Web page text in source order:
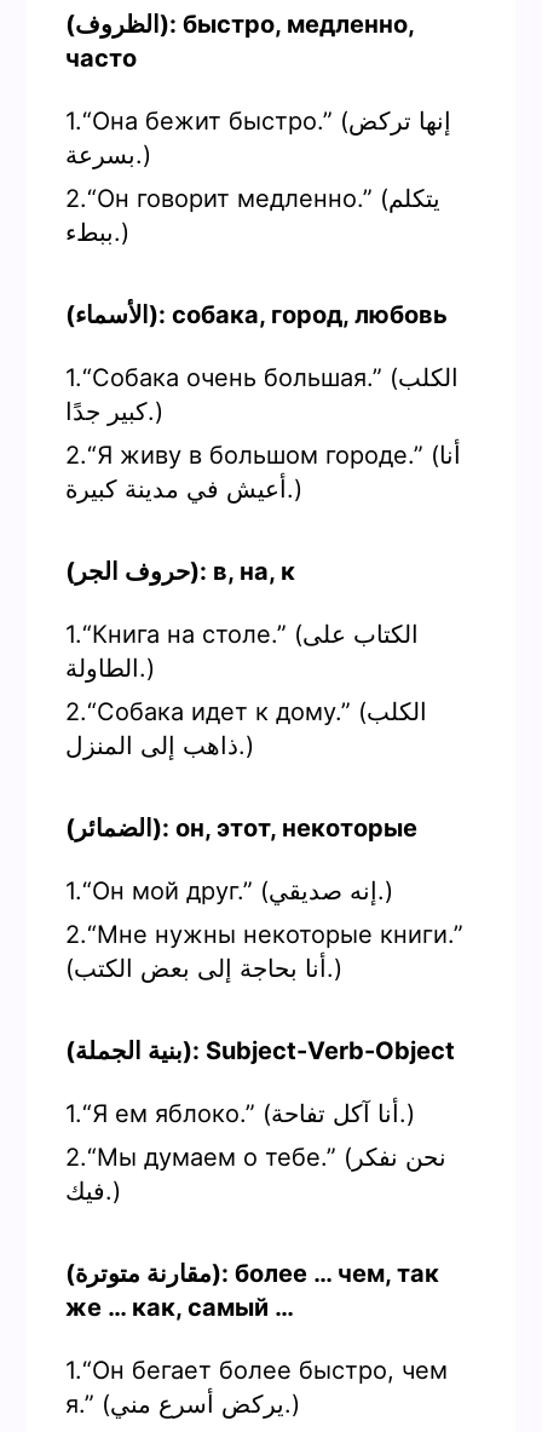
(الظروف): быстро, медленно,
часто
1.“Она бежит быстро.” (إنها تركض
بسرعة.)
2.“Он говорит медленно.” (يتكلم
ببطء.)
(الأسماء): собака, город, любовь
1.“Собака очень большая.” (الكلب
كبير جدًا.)
2.“Я живу в большом городе.” (أنا
أعيش في مدينة كبيرة.)
(حروف الجر): в, на, к
1.“Книга на столе.” (الكتاب على
الطاولة.)
2.“Собака идет к дому.” (الكلب
ذاهب إلى المنزل.)
(الضمائر): он, этот, некоторые
1.“Он мой друг.” (إنه صديقي.)
2.“Мне нужны некоторые книги.”
(أنا بحاجة إلى بعض الكتب.)
(بنية الجملة): Subject-Verb-Object
1.“Я ем яблоко.” (أنا آكل تفاحة.)
2.“Мы думаем о тебе.” (نحن نفكر
فيك.)
(مقارنة متوترة): более … чем, так
же … как, самый …
1.“Он бегает более быстро, чем
я.” (يركض أسرع مني.)